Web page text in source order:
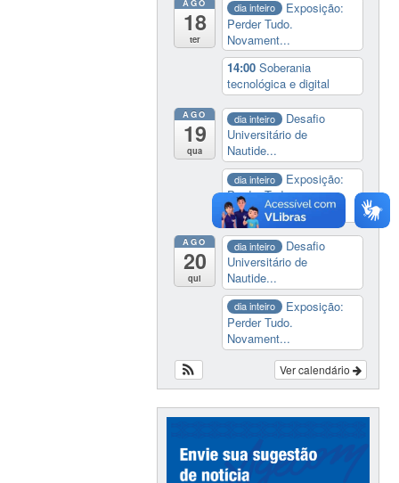
AGO
18
ter
dia inteiro
Exposição:
Perder Tudo.
Novament...
14:00Soberania
tecnológica e digital
AGO
19
qua
dia inteiro
Desafio
Universitário de
Nautide...
dia inteiro
Exposição:
Perder Tudo.
Novament...
AGO
20
qui
dia inteiro
Desafio
Universitário de
Nautide...
dia inteiro
Exposição:
Perder Tudo.
Novament...
Ver calendário